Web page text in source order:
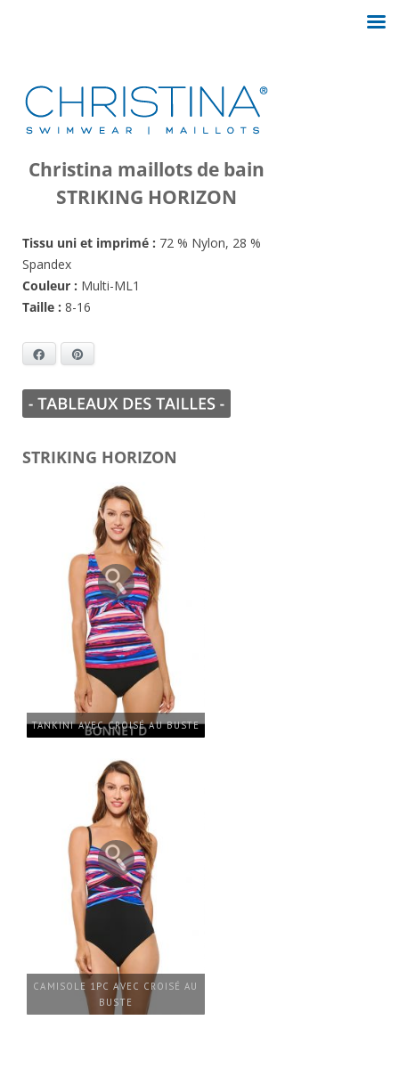
Christina maillots de bain
STRIKING HORIZON
Tissu uni et imprimé : 72 % Nylon, 28 %
Spandex
Couleur : Multi-ML1
Taille : 8-16
Facebook
STRIKING HORIZON
TANKINI AVEC CROISÉ AU BUSTE
CAMISOLE 1PC AVEC CROISÉ AU
BUSTE